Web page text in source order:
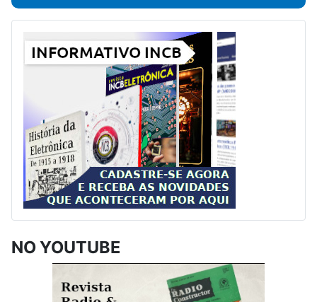
NO YOUTUBE